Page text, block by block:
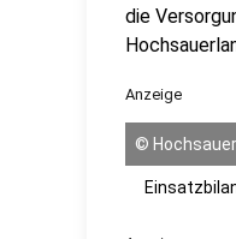
die
Anzeige
©